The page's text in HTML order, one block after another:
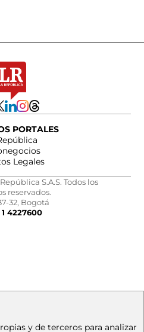
PORTALES
Legales
S.A.S. Todos los
reservados.
32, Bogotá
1 4227600
y de terceros para analizar